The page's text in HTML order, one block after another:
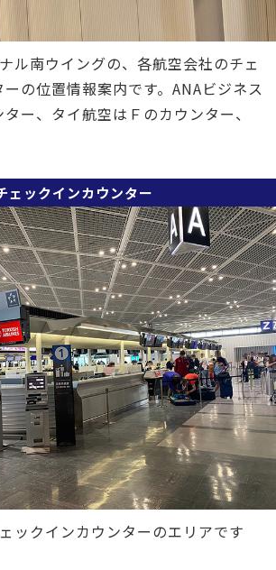
ル南ウイングの、各航空会社のチェ
の位置情報案内です。ANAビジネス
ー、タイ航空はＦのカウンター、
ェックインカウンター
ックインカウンターのエリアです